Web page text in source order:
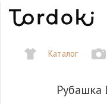
Каталог
Рубашка